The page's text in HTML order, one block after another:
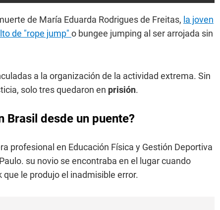
de María Eduarda Rodrigues de Freitas, la joven
de "rope jump" o bungee jumping al ser arrojada sin
a la organización de la actividad extrema. Sin
solo tres quedaron en prisión.
Brasil desde un puente?
profesional en Educación Física y Gestión Deportiva
su novio se encontraba en el lugar cuando
le produjo el inadmisible error.